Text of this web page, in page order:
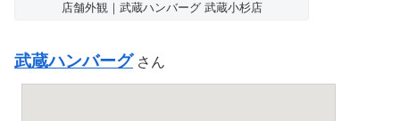
店舗外観｜武蔵ハンバーグ 武蔵小杉店
武蔵ハンバーグ さん